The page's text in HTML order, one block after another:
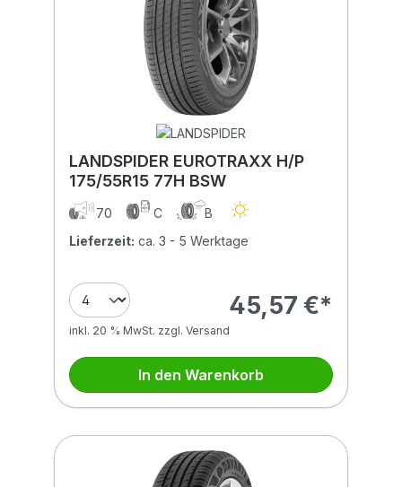
LANDSPIDER EUROTRAXX H/P
175/55R15 77H BSW
70 C
B
Lieferzeit: ca. 3 - 5 Werktage
45,57 €*
inkl. 20 % MwSt. zzgl. Versand
In den Warenkorb